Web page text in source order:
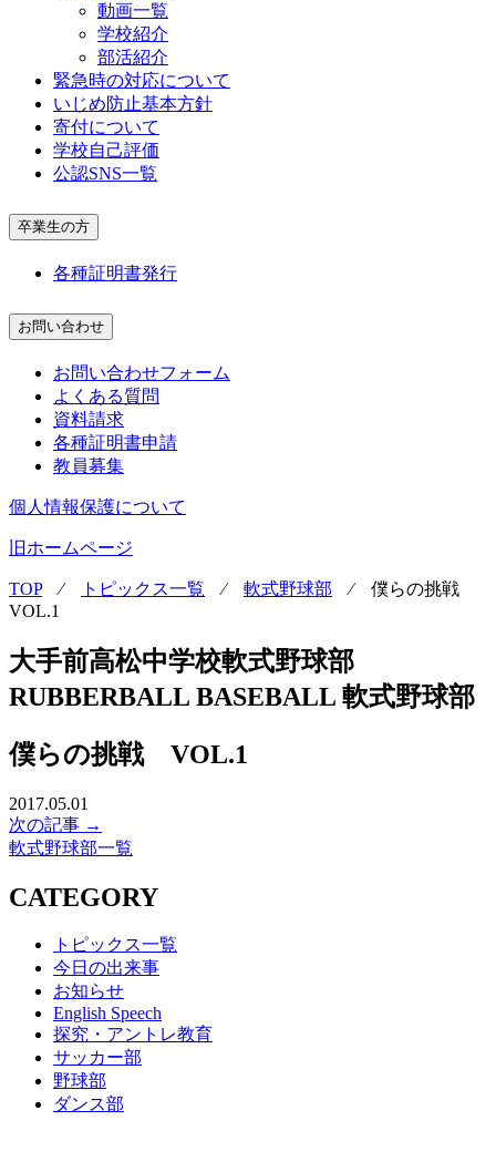
動画一覧
学校紹介
部活紹介
緊急時の対応について
いじめ防止基本方針
寄付について
学校自己評価
公認SNS一覧
卒業生の方
各種証明書発行
お問い合わせ
お問い合わせフォーム
よくある質問
資料請求
各種証明書申請
教員募集
個人情報保護について
旧ホームページ
TOP⁄ トピックス一覧 ⁄ 軟式野球部 ⁄ 僕らの挑戦
VOL.1
大手前高松中学校軟式野球部
RUBBERBALL BASEBALL 軟式野球部
僕らの挑戦 VOL.1
2017.05.01
次の記事 →
軟式野球部一覧
CATEGORY
トピックス一覧
今日の出来事
お知らせ
English Speech
探究・アントレ教育
サッカー部
野球部
ダンス部